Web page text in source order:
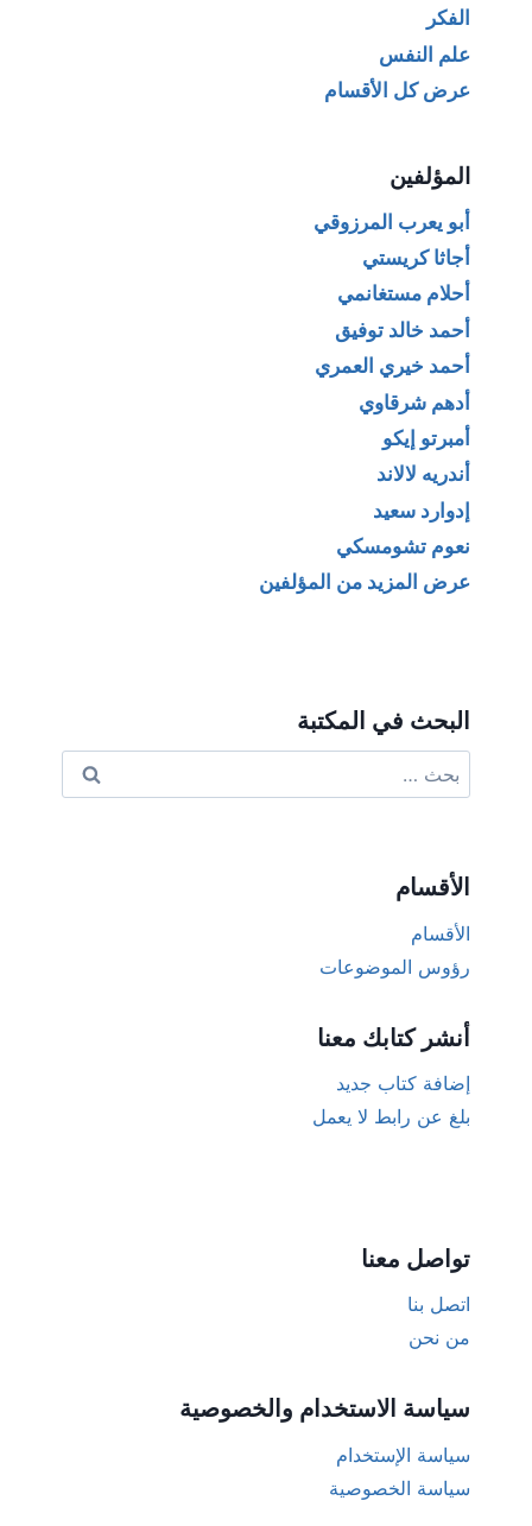
الفكر
علم النفس
عرض كل الأقسام
المؤلفين
أبو يعرب المرزوقي
أجاثا كريستي
أحلام مستغانمي
أحمد خالد توفيق
أحمد خيري العمري
أدهم شرقاوي
أمبرتو إيكو
أندريه لالاند
إدوارد سعيد
نعوم تشومسكي
عرض المزيد من المؤلفين
البحث في المكتبة
عن:
الأقسام
الأقسام
رؤوس الموضوعات
أنشر كتابك معنا
إضافة كتاب جديد
بلغ عن رابط لا يعمل
تواصل معنا
اتصل بنا
من نحن
سياسة الاستخدام والخصوصية
سياسة الإستخدام
سياسة الخصوصية